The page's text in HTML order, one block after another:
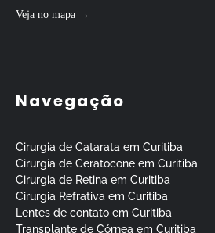
Veja no mapa →
Navegação
Cirurgia de Catarata em Curitiba
Cirurgia de Ceratocone em Curitiba
Cirurgia de Retina em Curitiba
Cirurgia Refrativa em Curitiba
Lentes de contato em Curitiba
Transplante de Córnea em Curitiba